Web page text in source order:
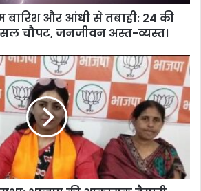
बारिश और आंधी से तबाही: 24 की
चौपट, जनजीवन अस्त-व्यस्त।